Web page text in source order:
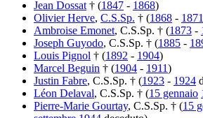
Jean Dossat † (1847 - 1868)
Olivier Herve, C.S.Sp. † (1868 - 1871
Ambroise Emonet, C.S.Sp. † (1873 -
Joseph Guyodo, C.S.Sp. † (1885 -
Louis Pignol † (1892 - 1904)
Marcel Beguin † (1904 - 1911)
Justin Fabre, C.S.Sp. † (1923 - 1924
Léon Delaval, C.S.Sp. † (15 gennaio
Pierre-Marie Gourtay, C.S.Sp. † (15